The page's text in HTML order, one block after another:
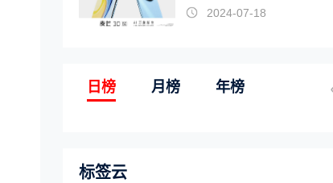
触手可及2024-07-18
日榜 月榜 年榜
标签云